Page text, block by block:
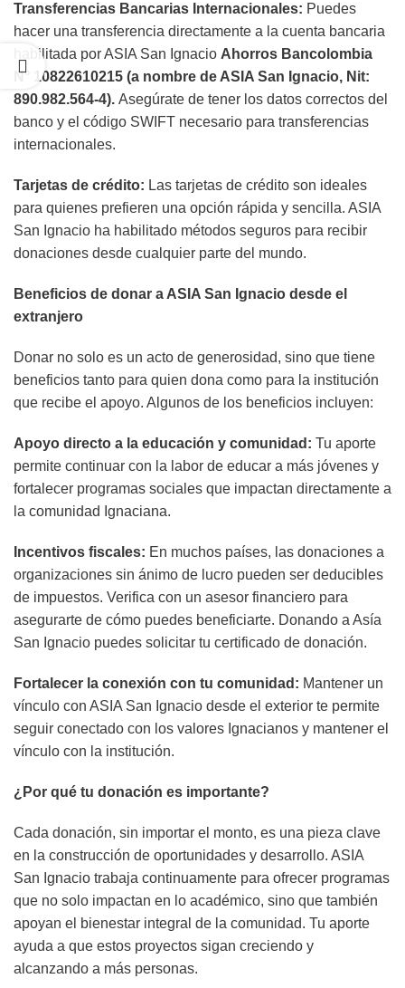
Transferencias Bancarias Internacionales: Puedes
hacer una transferencia directamente a la cuenta bancaria
habilitada por ASIA San Ignacio Ahorros Bancolombia
N° 10822610215 (a nombre de ASIA San Ignacio, Nit:
890.982.564-4). Asegúrate de tener los datos correctos del
banco y el código SWIFT necesario para transferencias
internacionales.
Tarjetas de crédito: Las tarjetas de crédito son ideales
para quienes prefieren una opción rápida y sencilla. ASIA
San Ignacio ha habilitado métodos seguros para recibir
donaciones desde cualquier parte del mundo.
Beneficios de donar a ASIA San Ignacio desde el
extranjero
Donar no solo es un acto de generosidad, sino que tiene
beneficios tanto para quien dona como para la institución
que recibe el apoyo. Algunos de los beneficios incluyen:
Apoyo directo a la educación y comunidad: Tu aporte
permite continuar con la labor de educar a más jóvenes y
fortalecer programas sociales que impactan directamente a
la comunidad Ignaciana.
Incentivos fiscales: En muchos países, las donaciones a
organizaciones sin ánimo de lucro pueden ser deducibles
de impuestos. Verifica con un asesor financiero para
asegurarte de cómo puedes beneficiarte. Donando a Asía
San Ignacio puedes solicitar tu certificado de donación.
Fortalecer la conexión con tu comunidad: Mantener un
vínculo con ASIA San Ignacio desde el exterior te permite
seguir conectado con los valores Ignacianos y mantener el
vínculo con la institución.
¿Por qué tu donación es importante?
Cada donación, sin importar el monto, es una pieza clave
en la construcción de oportunidades y desarrollo. ASIA
San Ignacio trabaja continuamente para ofrecer programas
que no solo impactan en lo académico, sino que también
apoyan el bienestar integral de la comunidad. Tu aporte
ayuda a que estos proyectos sigan creciendo y
alcanzando a más personas.